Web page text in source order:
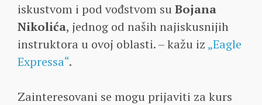
iskustvom i pod vođstvom su Bojana
Nikolića, jednog od naših najiskusnijih
instruktora u ovoj oblasti. – kažu iz „Eagle
Expressa“.
Zainteresovani se mogu prijaviti za kurs